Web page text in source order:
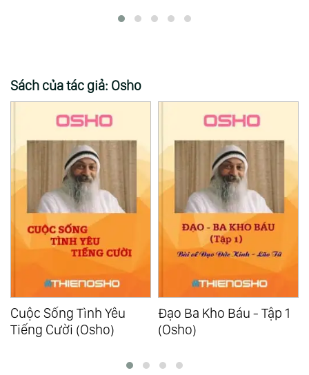
Sách của tác giả: Osho
Cuộc Sống Tình Yêu
Tiếng Cười (Osho)
Đạo Ba Kho Báu - Tập 1
(Osho)